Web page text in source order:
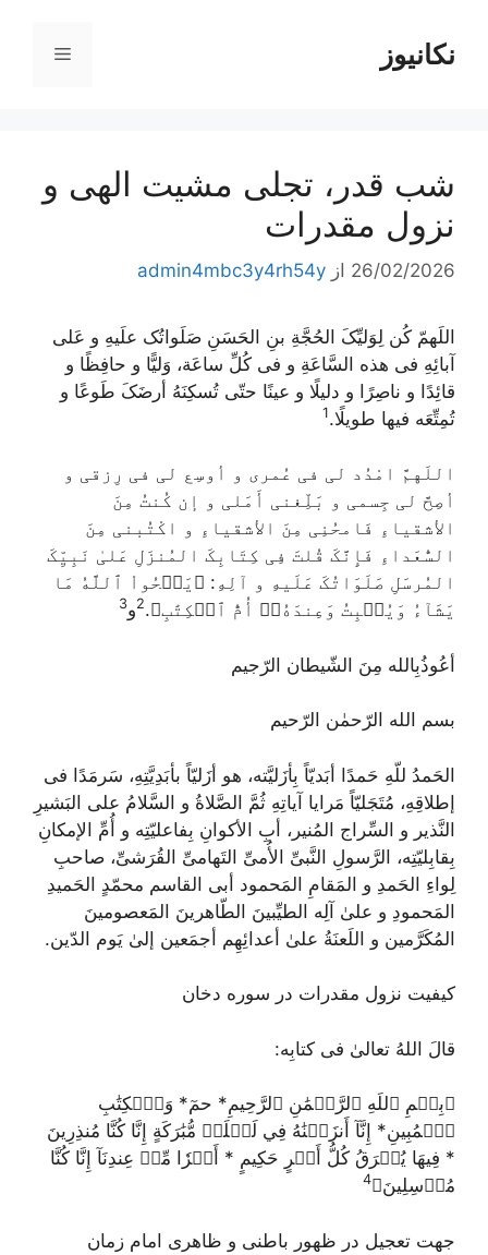
محتوانکانیوز فهرست
شب قدر، تجلی مشیت الهی و
نزول مقدرات
26/02/2026 از admin4mbc3y4rh54y
اللَهمّ کُن لِوَلیِّکَ الحُجَّةِ بنِ الحَسَنِ صَلَواتُک علَیهِ و عَلی
آبائِهِ فی هذه السَّاعَةِ و فی کُلِّ ساعَة، وَلیًّا و حافِظًا و
قائِدًا و ناصِرًا و دلیلًا و عینًا حتّی تُسکِنَهُ أرضَکَ طَوعًا و
تُمِتِّعَه فیها طویلًا.1
اللَهمَّ امْدُد لی فی عُمری و أوسِع لی فی رِزقی و
أصِحَّ لی جِسمی و بَلِّغنی أَمَلی و إن کُنتُ مِنَ
الأشقیاءِ فَامحُنِی مِنَ الأشقیاءِ و اکْتُبنی مِنَ
السُّعَداءِ فَإِنَّکَ قُلتَ فِی کِتَابِکَ المُنزَلِ عَلیٰ نَبِیِّکَ
المُرسَلِ صَلَوَاتُکَ عَلَیهِ و آلِهِ: ﴿يَمۡحُواْ ٱللَّهُ مَا
يَشَآءُ وَيُثۡبِتُ وَعِندَهُۥٓ أُمُّ ٱلۡكِتَٰبِ﴾.
2و3
أعُوذُبِالله مِنَ الشّیطان الرّجیم
بسم الله الرّحمٰن الرّحیم
الحَمدُ للّهِ حَمدًا أبَدیّاً بِأزَلیَّته، هو أزَلیّاً بأبَدِیَّتِهِ، سَرمَدًا فی
إطلاقِهِ، مُتَجَلیّاً مَرایا آیاتِهِ ثُمَّ الصَّلاةُ و السَّلامُ علی البَشیرِ
النَّذیر و السِّراج المُنیر، أبِ الأکوانِ بِفاعلیّتِه و أُمِّ الإمکانِ
بِقابِلیّتِه، الرَّسولِ النَّبیِّ الأُمیِّ التَهامیِّ القُرَشیِّ، صاحبِ
لِواءِ الحَمدِ و المَقامِ المَحمود أبی القاسم محمّدٍ الحَمیدِ
المَحمودِ و علیٰ آلِه الطیِّبینَ الطّاهرینَ المَعصومینَ
المُکَرَّمین و اللَعنَةُ علیٰ أعدائِهِم أجمَعین إلیٰ یَوم الدّین.
کیفیت نزول مقدرات در سوره دخان
قالَ اللهُ تعالیٰ فی کتابِه:
﴿بِسۡمِ ٱللَهِ ٱلرَّحۡمَٰنِ ٱلرَّحِيمِ* حمٓ* وَٱلۡكِتَٰبِ
ٱلۡمُبِينِ* إِنَّآ أَنزَلۡنَٰهُ فِي لَيۡلَةٖ مُّبَٰرَكَةٍ إِنَّا كُنَّا مُنذِرِينَ
* فِيهَا يُفۡرَقُ كُلُّ أَمۡرٍ حَكِيمٍ * أَمۡرٗا مِّنۡ عِندِنَآ إِنَّا كُنَّا
مُرۡسِلِينَ﴾4
جهت تعجیل در ظهور باطنی و ظاهری امام زمان